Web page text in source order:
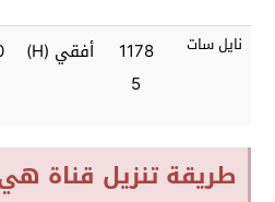
نايل سات
1178
5
أفقي (H)
طريقة تنزيل قناة